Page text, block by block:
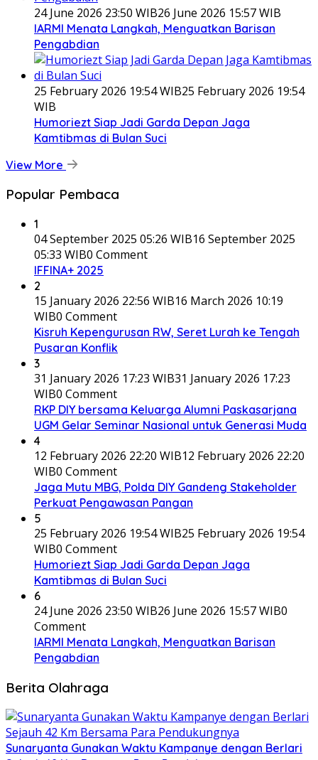
24 June 2026 23:50 WIB26 June 2026 15:57 WIB
IARMI Menata Langkah, Menguatkan Barisan
Pengabdian
25 February 2026 19:54 WIB25 February 2026 19:54
WIB
Humoriezt Siap Jadi Garda Depan Jaga
Kamtibmas di Bulan Suci
View More
Popular Pembaca
1
04 September 2025 05:26 WIB16 September 2025
05:33 WIB0 Comment
IFFINA+ 2025
2
15 January 2026 22:56 WIB16 March 2026 10:19
WIB0 Comment
Kisruh Kepengurusan RW, Seret Lurah ke Tengah
Pusaran Konflik
3
31 January 2026 17:23 WIB31 January 2026 17:23
WIB0 Comment
RKP DIY bersama Keluarga Alumni Paskasarjana
UGM Gelar Seminar Nasional untuk Generasi Muda
4
12 February 2026 22:20 WIB12 February 2026 22:20
WIB0 Comment
Jaga Mutu MBG, Polda DIY Gandeng Stakeholder
Perkuat Pengawasan Pangan
5
25 February 2026 19:54 WIB25 February 2026 19:54
WIB0 Comment
Humoriezt Siap Jadi Garda Depan Jaga
Kamtibmas di Bulan Suci
6
24 June 2026 23:50 WIB26 June 2026 15:57 WIB0
Comment
IARMI Menata Langkah, Menguatkan Barisan
Pengabdian
Berita Olahraga
Sunaryanta Gunakan Waktu Kampanye dengan Berlari